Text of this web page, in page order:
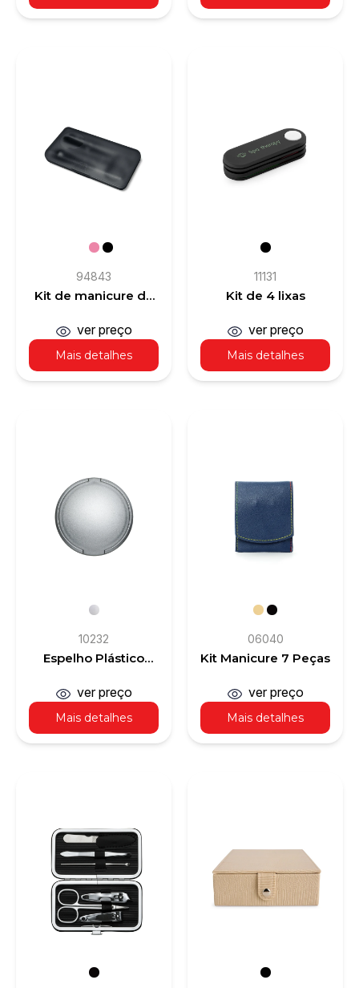
94843
Kit de manicure de
Mais detalhes
ver preço
11131
Kit de 4 lixas
Mais detalhes
ver preço
10232
Espelho Plástico
Aumento
Mais detalhes
ver preço
06040
Kit Manicure 7 Peças
Mais detalhes
ver preço